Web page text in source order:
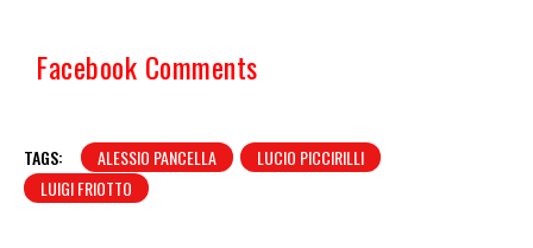
Facebook Comments
TAGS: ALESSIO PANCELLA
LUCIO PICCIRILLI
LUIGI FRIOTTO